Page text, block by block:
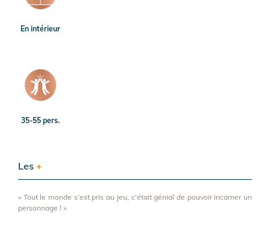
En intérieur
35-55 pers.
Les +
« Tout le monde s’est pris au jeu, c’était génial de pouvoir incarner un
personnage ! »